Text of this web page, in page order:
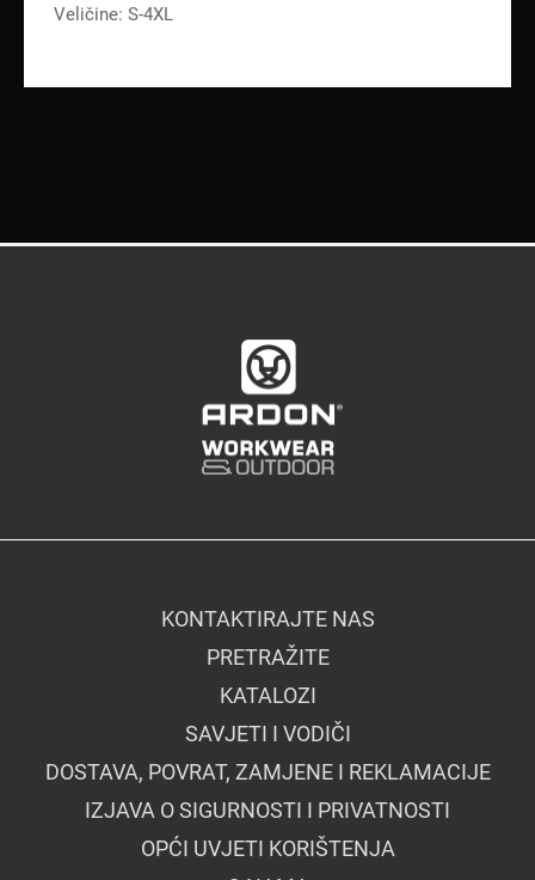
Veličine: S-4XL
KONTAKTIRAJTE NAS
PRETRAŽITE
KATALOZI
SAVJETI I VODIČI
DOSTAVA, POVRAT, ZAMJENE I REKLAMACIJE
IZJAVA O SIGURNOSTI I PRIVATNOSTI
OPĆI UVJETI KORIŠTENJA